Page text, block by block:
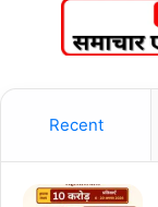
Recent